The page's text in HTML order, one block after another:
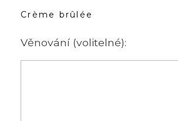
Crème brûlée
Věnování (volitelné):